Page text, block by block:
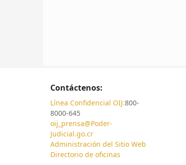
Contáctenos:
Línea Confidencial OIJ:800-
8000-645
oij_prensa@Poder-
Judicial.go.cr
Administración del Sitio Web
Directorio de oficinas